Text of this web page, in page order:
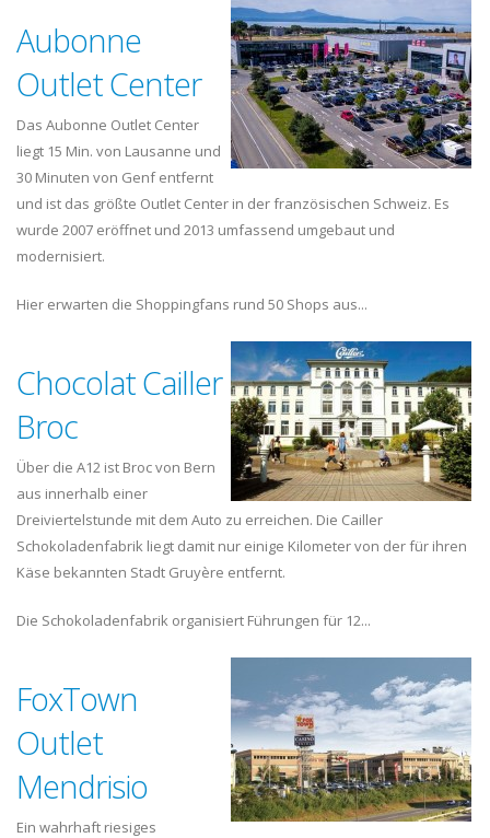
Aubonne
Outlet Center
Das Aubonne Outlet Center
liegt 15 Min. von Lausanne und
30 Minuten von Genf entfernt
und ist das größte Outlet Center in der französischen Schweiz. Es
wurde 2007 eröffnet und 2013 umfassend umgebaut und
modernisiert.
Hier erwarten die Shoppingfans rund 50 Shops aus...
Chocolat Cailler
Broc
Über die A12 ist Broc von Bern
aus innerhalb einer
Dreiviertelstunde mit dem Auto zu erreichen. Die Cailler
Schokoladenfabrik liegt damit nur einige Kilometer von der für ihren
Käse bekannten Stadt Gruyère entfernt.
Die Schokoladenfabrik organisiert Führungen für 12...
FoxTown
Outlet
Mendrisio
Ein wahrhaft riesiges